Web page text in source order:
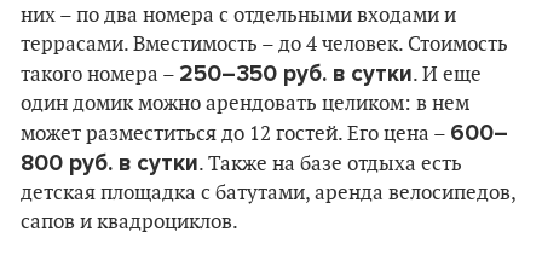
них – по два номера с отдельными входами и
террасами. Вместимость – до 4 человек. Стоимость
такого номера – 250–350 руб. в сутки. И еще
один домик можно арендовать целиком: в нем
может разместиться до 12 гостей. Его цена – 600–
800 руб. в сутки. Также на базе отдыха есть
детская площадка с батутами, аренда велосипедов,
сапов и квадроциклов.